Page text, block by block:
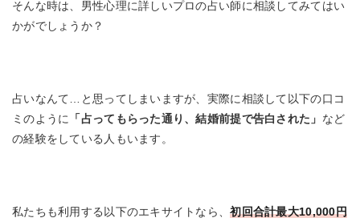
そんな時は、男性心理に詳しいプロの占い師に相談してみてはい
かがでしょうか？
占いなんて…と思ってしまいますが、実際に相談して以下の口コ
ミのように 「占ってもらった通り、結婚前提で告白された」 など
の経験をしている人もいます。
私たちも利用する以下のエキサイトなら、初回合計最大10,000円